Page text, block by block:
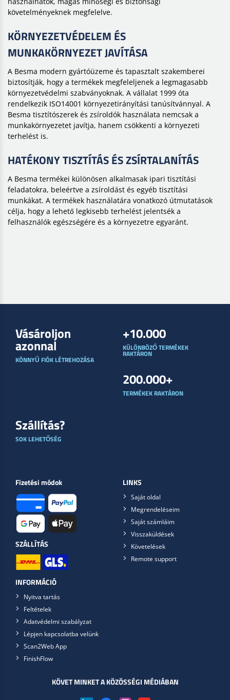
követelményeknek megfelelve.
KÖRNYEZETVÉDELEM ÉS
MUNKAKÖRNYEZET JAVÍTÁSA
A Besma modern gyártóüzeme és tapasztalt szakemberei
biztosítják, hogy a termékek megfeleljenek a legmagasabb
környezetvédelmi szabványoknak. A vállalat 1999 óta
rendelkezik ISO14001 környezetirányítási tanúsítvánnyal. A
Besma tisztítószerek és zsíroldók használata nemcsak a
munkakörnyezetet javítja, hanem csökkenti a környezeti
terhelést is.
HATÉKONY TISZTÍTÁS ÉS ZSÍRTALANÍTÁS
A Besma termékei különösen alkalmasak ipari tisztítási
feladatokra, beleértve a zsíroldást és egyéb tisztítási
munkákat. A termékek használatára vonatkozó útmutatások
célja, hogy a lehető legkisebb terhelést jelentsék a
felhasználók egészségére és a környezetre egyaránt.
Vásároljon
azonnal
KÖNNYŰ FIÓK LÉTREHOZÁSA
+10.000
KÜLÖNBÖZŐ TERMÉKEK
RAKTÁRON
200.000+
TERMÉKEK RAKTÁRON
Szállítás?
SOK LEHETŐSÉG
Fizetési módok
SZÁLLÍTÁS
LINKS
Saját oldal
Megrendeléseim
Saját számláim
Visszaküldések
Követelések
Remote support
INFORMÁCIÓ
Nyitva tartás
Feltételek
Adatvédelmi szabályzat
Lépjen kapcsolatba velünk
Scan2Web App
FinishFlow
KÖVET MINKET A KÖZÖSSÉGI MÉDIÁBAN